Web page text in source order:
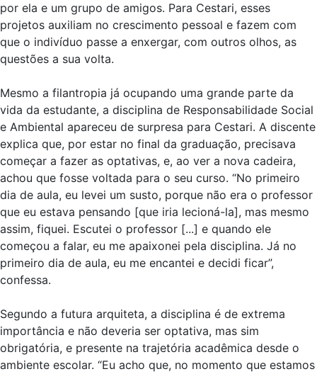
por ela e um grupo de amigos. Para Cestari, esses
projetos auxiliam no crescimento pessoal e fazem com
que o indivíduo passe a enxergar, com outros olhos, as
questões a sua volta.
Mesmo a filantropia já ocupando uma grande parte da
vida da estudante, a disciplina de Responsabilidade Social
e Ambiental apareceu de surpresa para Cestari. A discente
explica que, por estar no final da graduação, precisava
começar a fazer as optativas, e, ao ver a nova cadeira,
achou que fosse voltada para o seu curso. “No primeiro
dia de aula, eu levei um susto, porque não era o professor
que eu estava pensando [que iria lecioná-la], mas mesmo
assim, fiquei. Escutei o professor [...] e quando ele
começou a falar, eu me apaixonei pela disciplina. Já no
primeiro dia de aula, eu me encantei e decidi ficar”,
confessa.
Segundo a futura arquiteta, a disciplina é de extrema
importância e não deveria ser optativa, mas sim
obrigatória, e presente na trajetória acadêmica desde o
ambiente escolar. “Eu acho que, no momento que estamos